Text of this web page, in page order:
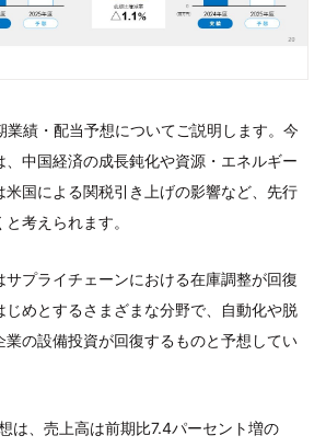
績・配当予想についてご説明します。今
中国経済の成長鈍化や資源・エネルギー
米国による関税引き上げの影響など、先行
考えられます。
サプライチェーンにおける在庫調整が回復
じめとするさまざまな分野で、自動化や脱
業の設備投資が回復するものと予想してい
は、売上高は前期比7.4パーセント増の